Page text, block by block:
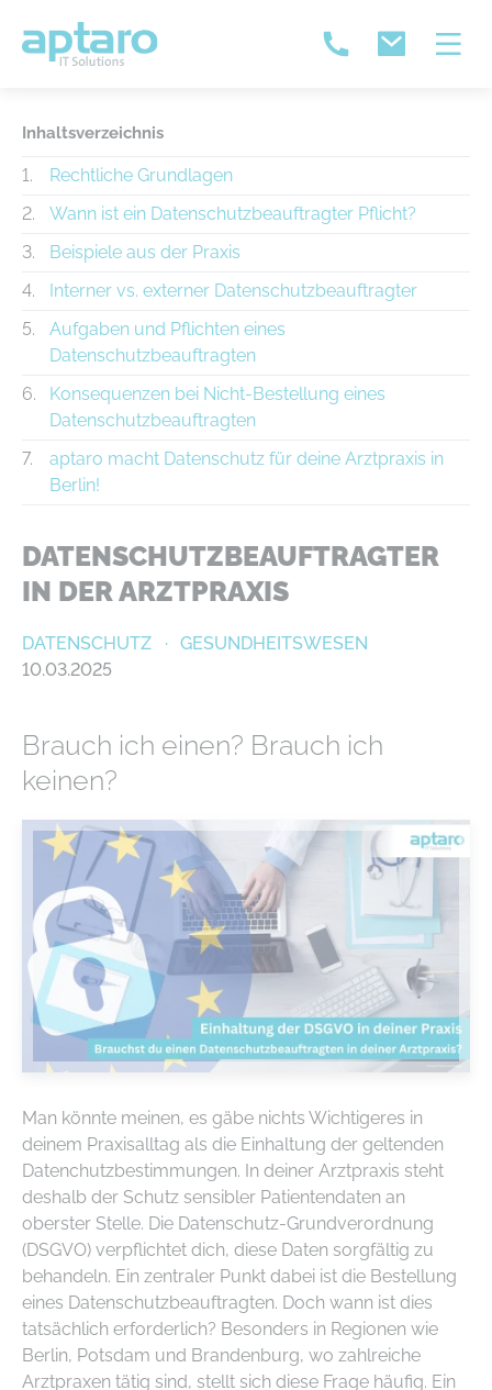
DATENSCHUTZBEAUFTRAGTER
IN DER ARZTPRAXIS
DATENSCHUTZ
GESUNDHEITSWESEN
10.03.2025
Brauch ich einen? Brauch ich
keinen?
Man könnte meinen, es gäbe nichts Wichtigeres in
deinem Praxisalltag als die Einhaltung der geltenden
Datenchutzbestimmungen. In deiner Arztpraxis steht
deshalb der Schutz sensibler Patientendaten an
oberster Stelle. Die Datenschutz-Grundverordnung
(DSGVO) verpflichtet dich, diese Daten sorgfältig zu
behandeln. Ein zentraler Punkt dabei ist die Bestellung
eines Datenschutzbeauftragten. Doch wann ist dies
tatsächlich erforderlich? Besonders in Regionen wie
Berlin, Potsdam und Brandenburg, wo zahlreiche
Arztpraxen tätig sind, stellt sich diese Frage häufig. Ein
Inhaltsverzeichnis
Rechtliche Grundlagen
Wann ist ein Datenschutzbeauftragter Pflicht?
Beispiele aus der Praxis
Interner vs. externer Datenschutzbeauftragter
Aufgaben und Pflichten eines
Datenschutzbeauftragten
Konsequenzen bei Nicht-Bestellung eines
Datenschutzbeauftragten
aptaro macht Datenschutz für deine Arztpraxis in
Berlin!